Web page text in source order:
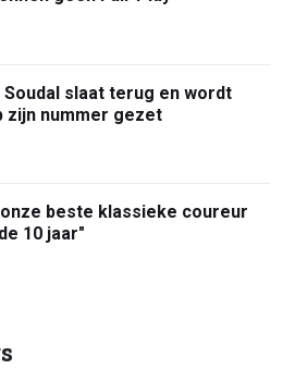
Soudal slaat terug en wordt
zijn nummer gezet
beste klassieke coureur
10 jaar"